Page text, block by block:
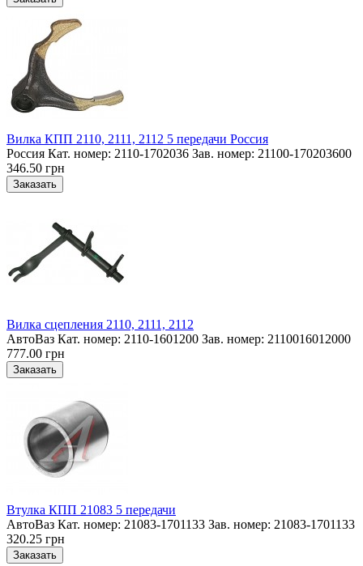
Вилка КПП 2110, 2111, 2112 5 передачи Россия
Россия Кат. номер: 2110-1702036 Зав. номер: 21100-170203600
346.50 грн
Вилка сцепления 2110, 2111, 2112
АвтоВаз Кат. номер: 2110-1601200 Зав. номер: 2110016012000
777.00 грн
Втулка КПП 21083 5 передачи
АвтоВаз Кат. номер: 21083-1701133 Зав. номер: 21083-1701133
320.25 грн